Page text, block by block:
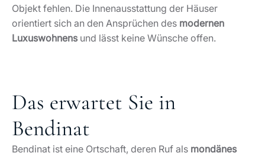
Objekt fehlen. Die Innenausstattung der Häuser
orientiert sich an den Ansprüchen des modernen
Luxuswohnensund lässt keine Wünsche offen.
Das erwartet Sie in
Bendinat
Bendinat ist eine Ortschaft, deren Ruf als mondänes